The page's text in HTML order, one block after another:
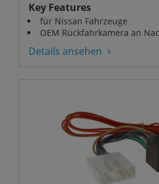
Key Features
für Nissan Fahrzeuge
OEM Rückfahrkamera an
Details ansehen